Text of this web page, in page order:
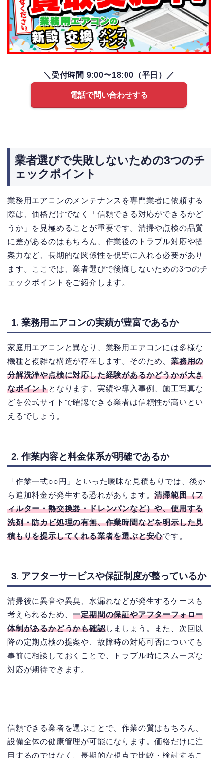
＼受付時間 9:00〜18:00（平日）／
電話で問い合わせする
業者選びで失敗しないための3つのチ
ェックポイント
業務用エアコンのメンテナンスを専門業者に依頼する
際は、価格だけでなく「信頼できる対応ができるかど
うか」を見極めることが重要です。清掃や点検の品質
に差があるのはもちろん、作業後のトラブル対応や提
案力など、長期的な関係性を視野に入れる必要があり
ます。ここでは、業者選びで後悔しないための3つのチ
ェックポイントをご紹介します。
1. 業務用エアコンの実績が豊富であるか
家庭用エアコンと異なり、業務用エアコンには多様な
機種と複雑な構造が存在します。そのため、 業務用の
分解洗浄や点検に対応した経験があるかどうかが大き
なポイントとなります。実績や導入事例、施工写真な
どを公式サイトで確認できる業者は信頼性が高いとい
えるでしょう。
2. 作業内容と料金体系が明確であるか
「作業一式○○円」といった曖昧な見積もりでは、後か
ら追加料金が発生する恐れがあります。清掃範囲（フ
ィルター・熱交換器・ドレンパンなど）や、使用する
洗剤・防カビ処理の有無、作業時間などを明示した見
積もりを提示してくれる業者を選ぶと安心です。
3. アフターサービスや保証制度が整っているか
清掃後に異音や異臭、水漏れなどが発生するケースも
考えられるため、一定期間の保証やアフターフォロー
体制があるかどうかも確認しましょう。また、次回以
降の定期点検の提案や、故障時の対応可否についても
事前に相談しておくことで、トラブル時にスムーズな
対応が期待できます。
信頼できる業者を選ぶことで、作業の質はもちろん、
設備全体の健康管理が可能になります。価格だけに注
目するのではなく、長期的な視点で比較・検討するこ